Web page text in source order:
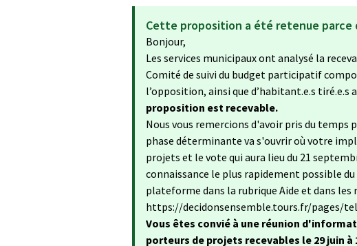
Cette proposition a été retenue parce
Bonjour,
Les services municipaux ont analysé la
Comité de suivi du budget participatif
l’opposition, ainsi que d’habitant.e.s tiré.e.s
proposition est recevable.
Nous vous remercions d'avoir pris du
phase déterminante va s'ouvrir où votre
projets et le vote qui aura lieu du 21
connaissance le plus rapidement possible
plateforme dans la rubrique Aide et dans les
https://decidonsensemble.tours.fr/pages/
Vous êtes convié à une réunion
porteurs de projets recevables le 29 juin à